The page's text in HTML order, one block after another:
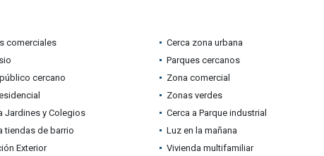
comerciales
Cerca zona urbana
Parques cercanos
cercano
Zona comercial
Zonas verdes
Jardines y Colegios
Cerca a Parque industrial
tiendas de barrio
Luz en la mañana
Exterior Vivienda multifamiliar